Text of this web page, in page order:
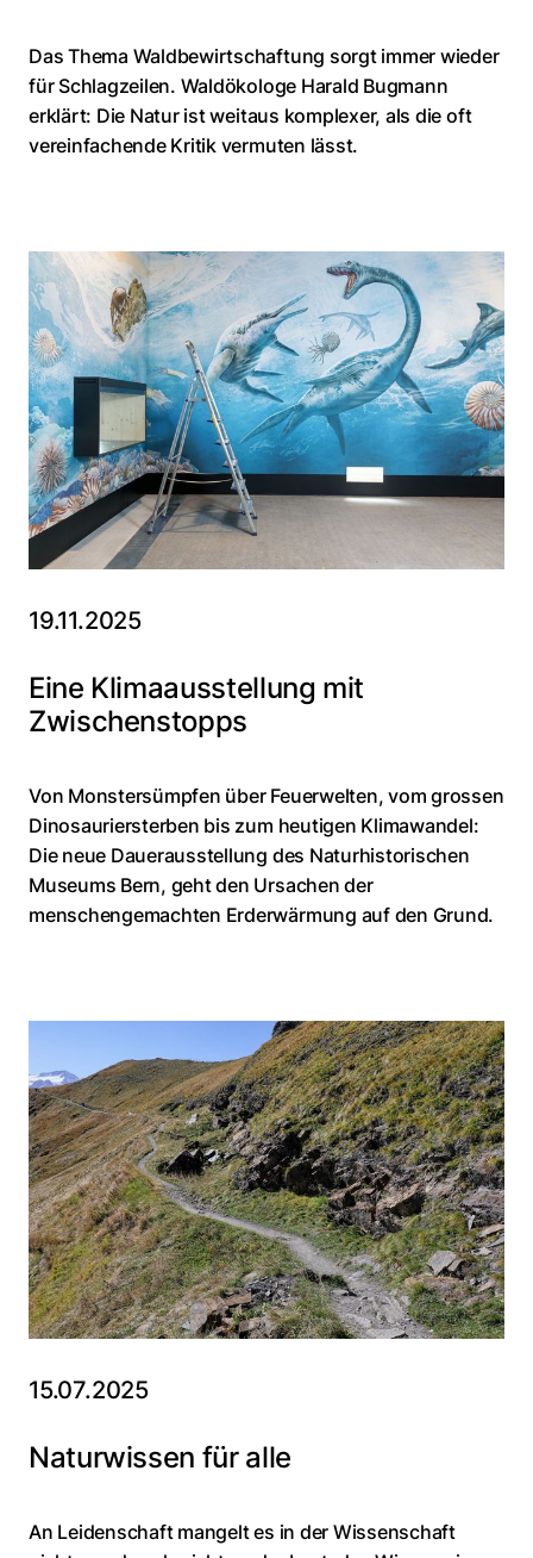
Das Thema Waldbewirtschaftung sorgt immer wieder
für Schlagzeilen. Waldökologe Harald Bugmann
erklärt: Die Natur ist weitaus komplexer, als die oft
vereinfachende Kritik vermuten lässt.
19.11.2025
Eine Klimaausstellung mit
Zwischenstopps
Von Monstersümpfen über Feuerwelten, vom grossen
Dinosauriersterben bis zum heutigen Klimawandel:
Die neue Dauerausstellung des Naturhistorischen
Museums Bern, geht den Ursachen der
menschengemachten Erderwärmung auf den Grund.
15.07.2025
Naturwissen für alle
An Leidenschaft mangelt es in der Wissenschaft